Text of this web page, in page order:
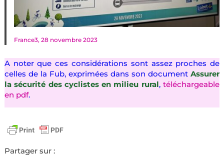
France3, 28 novembre 2023
A noter que ces considérations sont assez proches de
celles de la Fub, exprimées dans son documentAssurer
la sécurité des cyclistes en milieu rural,téléchargeable
en pdf.
Partager sur :